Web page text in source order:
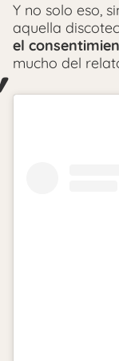
Y no solo eso,
aquella
el
mucho del